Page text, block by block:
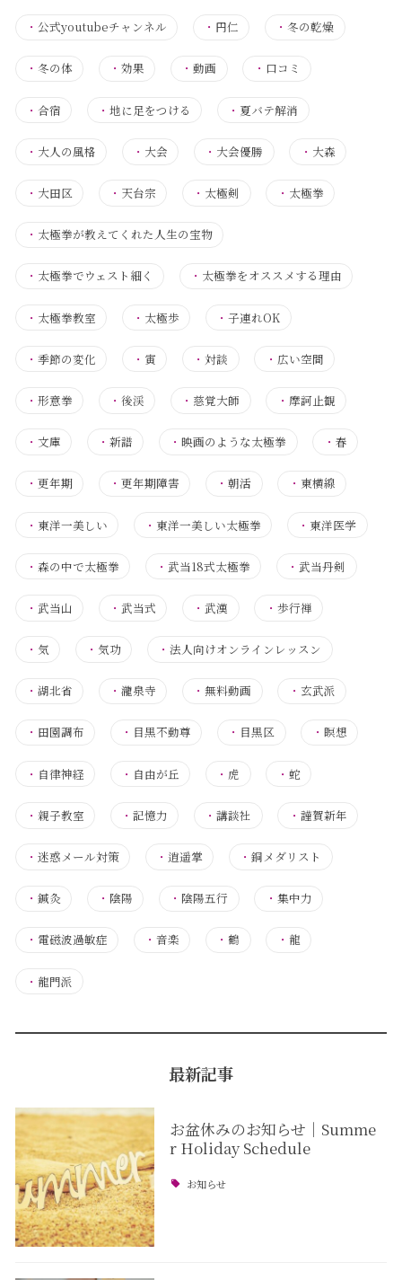
・ 公式youtubeチャンネル ・ 円仁 ・ 冬の乾燥
・ 冬の体 ・効果 ・動画 ・ 口コミ
・ 合宿 ・地に足をつける ・ 夏バテ解消
・ 大人の風格 ・ 大会 ・ 大会優勝 ・ 大森
・ 大田区 ・ 天台宗 ・ 太極剣 ・ 太極拳
・ 太極拳が教えてくれた人生の宝物
・ 太極拳でウェスト細く ・ 太極拳をオススメする理由
・ 太極拳教室 ・ 太極歩 ・子連れOK
・ 季節の変化 ・ 寅 ・対談 ・ 広い空間
・ 形意拳 ・後渓 ・ 慈覚大師 ・ 摩訶止観
・ 文庫 ・新譜 ・映画のような太極拳 ・ 春
・ 更年期 ・更年期障害 ・朝活 ・ 東横線
・ 東洋一美しい ・ 東洋一美しい太極拳 ・ 東洋医学
・ 森の中で太極拳 ・武当18式太極拳 ・武当丹剣
・ 武当山 ・武当式 ・武漢 ・ 歩行禅
・ 気 ・気功 ・法人向けオンラインレッスン
・ 湖北省 ・瀧泉寺 ・無料動画 ・ 玄武派
・ 田園調布 ・ 目黒不動尊 ・ 目黒区 ・ 瞑想
・ 自律神経 ・ 自由が丘 ・ 虎 ・ 蛇
・ 親子教室 ・記憶力 ・講談社 ・ 謹賀新年
・ 迷惑メール対策 ・逍遥掌 ・銅メダリスト
・ 鍼灸 ・ 陰陽 ・ 陰陽五行 ・ 集中力
・ 電磁波過敏症 ・音楽 ・鶴 ・ 龍
・ 龍門派
最新記事
お盆休みのお知らせ｜Summe
r Holiday Schedule
お知らせ